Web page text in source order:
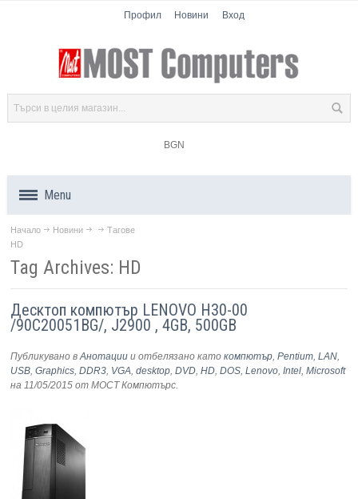
Профил Новини Вход
BGN
Menu
Продукти
Компоненти
Лаптопи
Таблети
Компютри
Сървъри
Принтери
Начало Новини
Тагове
HD
Tag Archives: HD
Десктоп компютър LENOVO H30-00
/90C20051BG/, J2900 , 4GB, 500GB
Публикувано вАнотации и отбелязано катокомпютър,Pentium,LAN,
USB,Graphics,DDR3, VGA,desktop,DVD,HD,DOS,Lenovo,Intel,Microsoft
на 11/05/2015 от МОСТ Компютърс.